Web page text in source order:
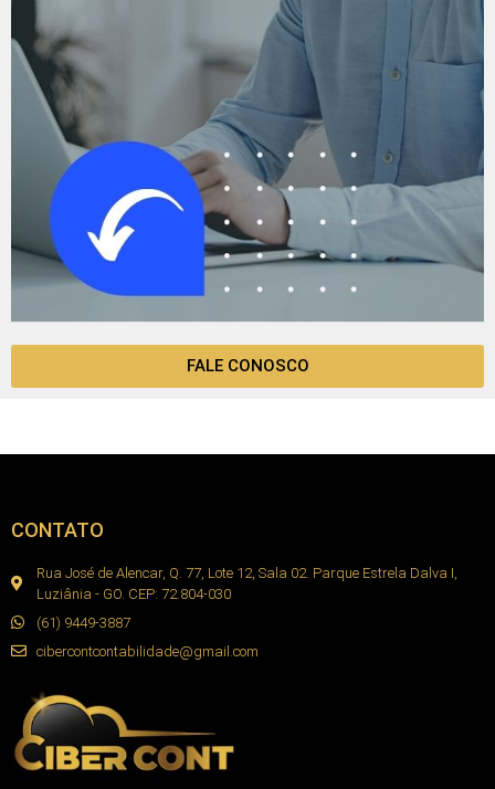
FALE CONOSCO
CONTATO
Rua José de Alencar, Q. 77, Lote 12, Sala 02. Parque Estrela Dalva I,
Luziânia - GO. CEP: 72.804-030
(61) 9449-3887
cibercontcontabilidade@gmail.com